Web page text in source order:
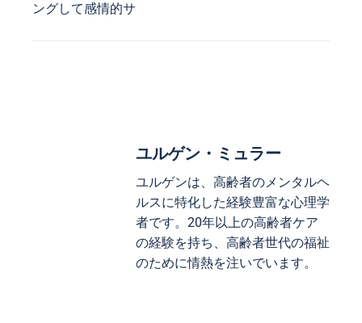
ングして感情的サ
ユルゲン・ミュラー
ユルゲンは、高齢者のメンタルヘ
ルスに特化した経験豊富な心理学
者です。20年以上の高齢者ケア
の経験を持ち、高齢者世代の福祉
のために情熱を注いでいます。